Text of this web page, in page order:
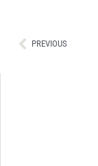
AntPREVIOUS